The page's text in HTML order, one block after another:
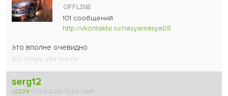
101 сообщений
http://vkontakte.ru/nasyamasya08
это вполне очевидно
Ars longa, vita brevis
serg12
#2239 07.05.2010 13:56 GMT